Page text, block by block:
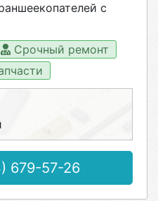
с
Срочный ремонт
679-57-26